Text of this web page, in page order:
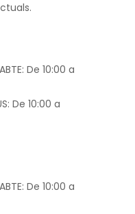
De 10:00 a
De 10:00 a
De 10:00 a